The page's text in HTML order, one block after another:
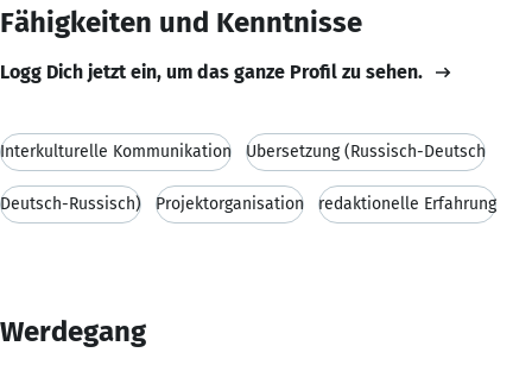
Fähigkeiten und Kenntnisse
Logg Dich jetzt ein, um das ganze Profil zu sehen.
Interkulturelle Kommunikation Übersetzung (Russisch-Deutsch
Deutsch-Russisch) Projektorganisation redaktionelle Erfahrung
Werdegang